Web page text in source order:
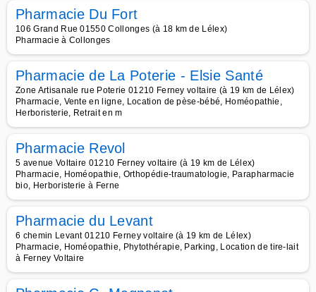
Pharmacie Du Fort
106 Grand Rue 01550 Collonges (à 18 km de Lélex)
Pharmacie à Collonges
Pharmacie de La Poterie - Elsie Santé
Zone Artisanale rue Poterie 01210 Ferney voltaire (à 19 km de Lélex)
Pharmacie, Vente en ligne, Location de pèse-bébé, Homéopathie,
Herboristerie, Retrait en m
Pharmacie Revol
5 avenue Voltaire 01210 Ferney voltaire (à 19 km de Lélex)
Pharmacie, Homéopathie, Orthopédie-traumatologie, Parapharmacie
bio, Herboristerie à Ferne
Pharmacie du Levant
6 chemin Levant 01210 Ferney voltaire (à 19 km de Lélex)
Pharmacie, Homéopathie, Phytothérapie, Parking, Location de tire-lait
à Ferney Voltaire